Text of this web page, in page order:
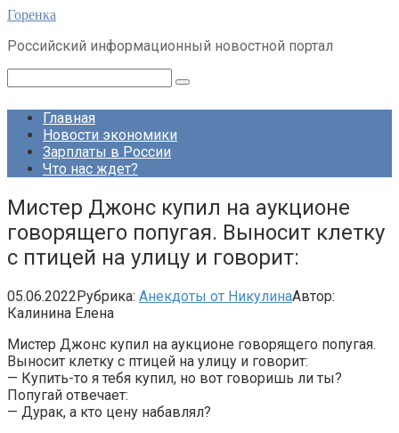
Перейти
контенту
Горенка
Российский информационный новостной портал
Главная
Новости экономики
Зарплаты в России
Что нас ждет?
Мистер Джонс купил на аукционе
говорящего попугая. Выносит клетку
с птицей на улицу и говорит:
05.06.2022Рубрика: Анекдоты от НикулинаАвтор:
Калинина Елена
Мистер Джонс купил на аукционе говорящего попугая.
Выносит клетку с птицей на улицу и говорит:
— Купить-то я тебя купил, но вот говоришь ли ты?
Попугай отвечает:
— Дурак, а кто цену набавлял?